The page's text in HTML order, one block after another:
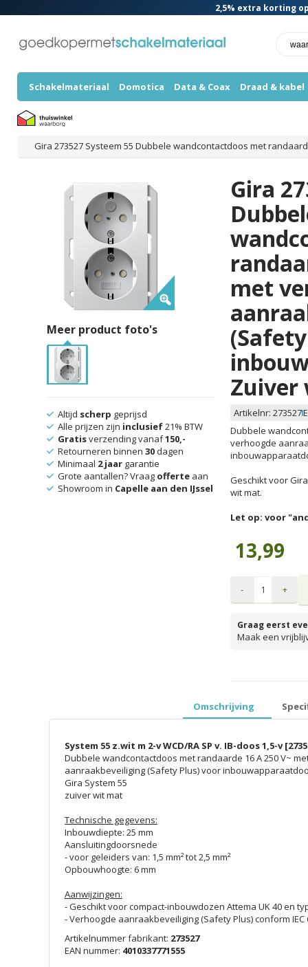
2,5% extra korting
Schakelmateriaal Domotica Data & Coax Draad & kabel
Gira
met
Zuiver
Artikelnr: 273527
Dubbele
verhoogde
Geschikt voor
wit mat.
Let op: voor
13,99
- +
Graag eerst
Maak een
Meer product foto's
Altijd scherp geprijsd
Alle prijzen zijn inclusief21% BTW
Gratisverzending vanaf150,-
Retourneren binnen 30dagen
Minimaal 2 jaargarantie
Grote aantallen? Vraag offerteaan
Showroom in Capelle aan den IJssel
Omschrijving
System 55 z.wit m 2-v WCD/RA SP v. IB-doos 1,5-v
Dubbele wandcontactdoos met randaarde 16 A 250 V~
aanraakbeveiliging (Safety Plus) voor
Gira System 55
zuiver wit mat
Technische gegevens:
Inbouwdiepte: 25 mm
Aansluitingdoorsnede
- voor geleiders van: 1,5 mm² tot 2,5 mm²
Opbouwhoogte: 6 mm
Aanwijzingen:
- Geschikt voor compact-inbouwdozen Attema UK 40 en
- Verhoogde aanraakbeveiliging (Safety Plus) conform IEC
Artikelnummer fabrikant: 273527
EAN nummer: 4010337771555